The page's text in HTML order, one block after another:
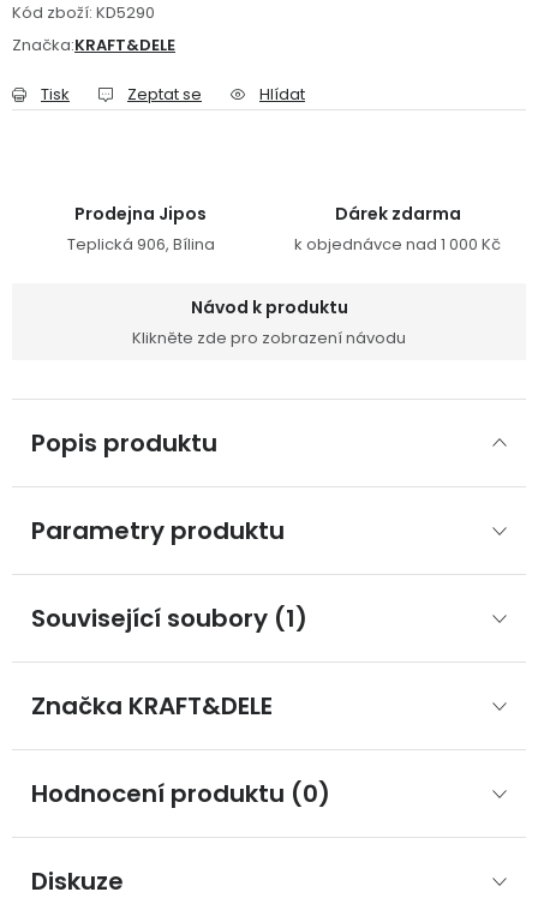
Kód zboží: KD5290
Značka:KRAFT&DELE
Tisk Zeptat se Hlídat
Prodejna Jipos
Teplická 906, Bílina
Dárek zdarma
k objednávce nad 1 000 Kč
Návod k produktu
Klikněte zde pro zobrazení návodu
Popis produktu
Parametry produktu
Související soubory (1)
Značka KRAFT&DELE
Hodnocení produktu (0)
Diskuze